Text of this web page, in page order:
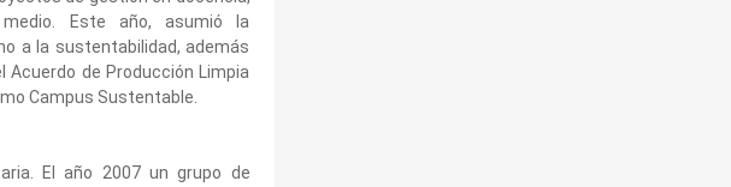
Este año, asumió la
a la sustentabilidad, además
de Producción Limpia
Campus Sustentable.
El año 2007 un grupo de